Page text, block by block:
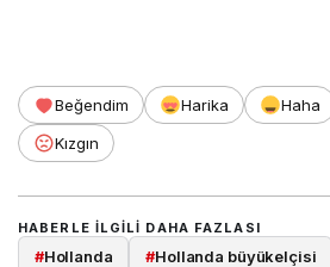
Beğendim Harika Haha
Kızgın
HABERLE ILGILI DAHA FAZLASI
#Hollanda #Hollanda büyükelçisi